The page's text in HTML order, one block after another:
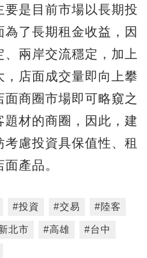
是目前市場以長期投
了長期租金收益，因
兩岸交流穩定，加上
，店面成交量即向上攀
商圈市場即可略窺之
題材的商圈，因此，建
慮投資具保值性、租
產品。
#投資 #交易 #陸客
北市 #高雄 #台中